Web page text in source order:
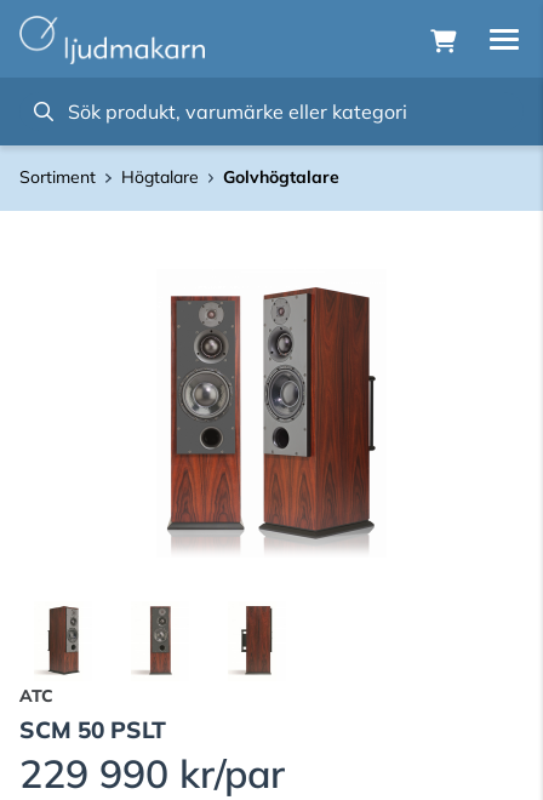
Sortiment Högtalare Golvhögtalare
ATC
SCM 50 PSLT
229 990 kr/par